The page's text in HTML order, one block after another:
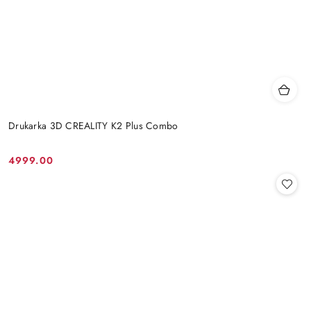
Drukarka 3D CREALITY K2 Plus Combo
Cena:
4999.00